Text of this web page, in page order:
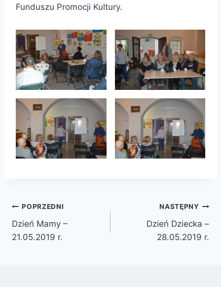
Funduszu Promocji Kultury.
Nawigacja
wpisu
POPRZEDNI
Dzień Mamy –
21.05.2019 r.
NASTĘPNY
Dzień Dziecka –
28.05.2019 r.